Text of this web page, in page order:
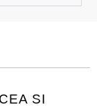
SI